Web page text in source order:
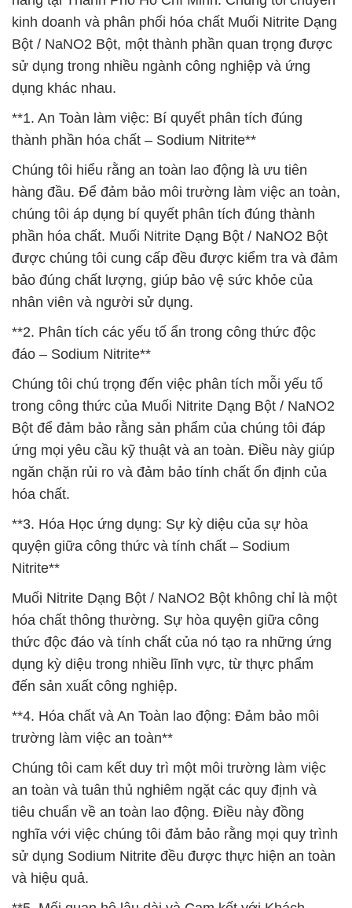
kinh doanh và phân phối hóa chất Muối Nitrite Dạng
Bột / NaNO2 Bột, một thành phần quan trọng được
sử dụng trong nhiều ngành công nghiệp và ứng
dụng khác nhau.
**1. An Toàn làm việc: Bí quyết phân tích đúng
thành phần hóa chất – Sodium Nitrite**
Chúng tôi hiểu rằng an toàn lao động là ưu tiên
hàng đầu. Để đảm bảo môi trường làm việc an toàn,
chúng tôi áp dụng bí quyết phân tích đúng thành
phần hóa chất. Muối Nitrite Dạng Bột / NaNO2 Bột
được chúng tôi cung cấp đều được kiểm tra và đảm
bảo đúng chất lượng, giúp bảo vệ sức khỏe của
nhân viên và người sử dụng.
**2. Phân tích các yếu tố ẩn trong công thức độc
đáo – Sodium Nitrite**
Chúng tôi chú trọng đến việc phân tích mỗi yếu tố
trong công thức của Muối Nitrite Dạng Bột / NaNO2
Bột để đảm bảo rằng sản phẩm của chúng tôi đáp
ứng mọi yêu cầu kỹ thuật và an toàn. Điều này giúp
ngăn chặn rủi ro và đảm bảo tính chất ổn định của
hóa chất.
**3. Hóa Học ứng dụng: Sự kỳ diệu của sự hòa
quyện giữa công thức và tính chất – Sodium
Nitrite**
Muối Nitrite Dạng Bột / NaNO2 Bột không chỉ là một
hóa chất thông thường. Sự hòa quyện giữa công
thức độc đáo và tính chất của nó tạo ra những ứng
dụng kỳ diệu trong nhiều lĩnh vực, từ thực phẩm
đến sản xuất công nghiệp.
**4. Hóa chất và An Toàn lao động: Đảm bảo môi
trường làm việc an toàn**
Chúng tôi cam kết duy trì một môi trường làm việc
an toàn và tuân thủ nghiêm ngặt các quy định và
tiêu chuẩn về an toàn lao động. Điều này đồng
nghĩa với việc chúng tôi đảm bảo rằng mọi quy trình
sử dụng Sodium Nitrite đều được thực hiện an toàn
và hiệu quả.